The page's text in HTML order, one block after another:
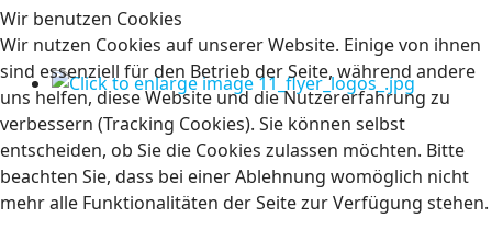
Wir benutzen Cookies
Wir nutzen Cookies auf unserer Website. Einige von ihnen
sind essenziell für den Betrieb der Seite, während andere
uns helfen, diese Website und die Nutzererfahrung zu
verbessern (Tracking Cookies). Sie können selbst
entscheiden, ob Sie die Cookies zulassen möchten. Bitte
beachten Sie, dass bei einer Ablehnung womöglich nicht
mehr alle Funktionalitäten der Seite zur Verfügung stehen.